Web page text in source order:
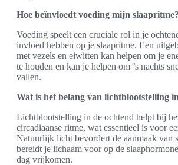
Hoe beïnvloedt voeding mijn slaapritme?
Voeding speelt een cruciale rol in je
invloed hebben op je slaapritme. Een
met vezels en eiwitten kan helpen om je
te houden en kan je helpen om ’s nachts
vallen.
Wat is het belang van lichtblootstelling
Lichtblootstelling in de ochtend helpt bij
circadiaanse ritme, wat essentieel is voor
Natuurlijk licht bevordert de aanmaak van
bereidt je lichaam voor op de
dag vrijkomen.